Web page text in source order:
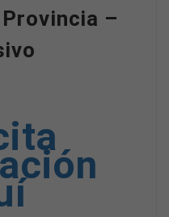
–